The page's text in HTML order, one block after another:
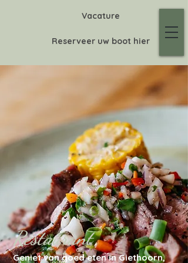
Reserveer uw boot hier
Vacature
Restaurant
Geniet van goed eten in Giethoorn,